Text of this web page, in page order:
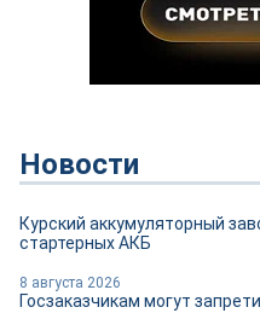
Новости
Курский аккумуляторный
стартерных АКБ
8 августа 2026
Госзаказчикам могут